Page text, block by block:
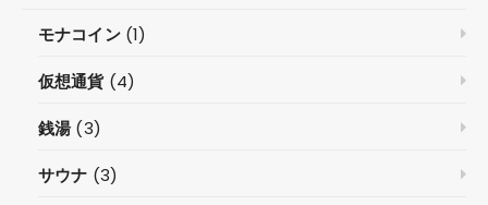
モナコイン(1)
仮想通貨(4)
銭湯 (3)
サウナ (3)